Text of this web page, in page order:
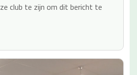
club te zijn om dit bericht te